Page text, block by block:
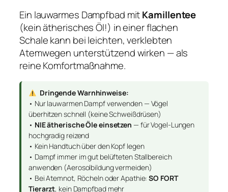
Ein lauwarmes Dampfbad mitKamillentee
(kein ätherisches Öl!) in einer flachen
Schale kann bei leichten, verklebten
Atemwegen unterstützend wirken — als
reine Komfortmaßnahme.
Dringende Warnhinweise:
• Nur lauwarmen Dampf verwenden — Vögel
überhitzen schnell (keine Schweißdrüsen)
• NIE ätherische Öle einsetzen — für Vogel-Lungen
hochgradig reizend
• Kein Handtuch über den Kopf legen
• Dampf immer im gut belüfteten Stallbereich
anwenden (Aerosolbildung vermeiden)
• Bei Atemnot, Röcheln oder Apathie:SO FORT
Tierarzt, kein Dampfbad mehr